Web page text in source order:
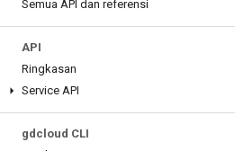
Semua API dan referensi
API
Ringkasan
Service API
gdcloud CLI